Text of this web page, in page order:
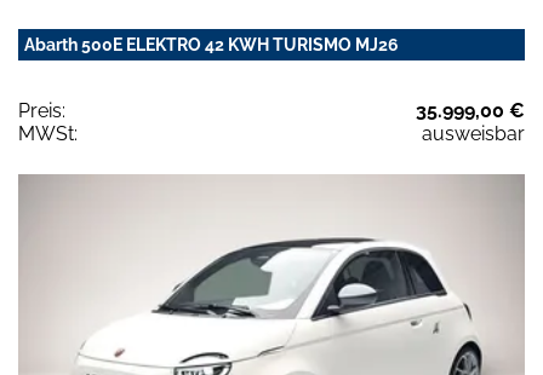
Abarth 500E ELEKTRO 42 KWH TURISMO MJ26
Preis:
35.999,00 €
MWSt:
ausweisbar